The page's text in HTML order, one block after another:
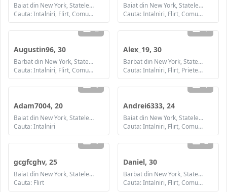
Baiat din New York, Statele Unite ale Americii
Cauta: Intalniri, Flirt, Comunicare / chat, Prietenie, Casatorie
Baiat din New York, Statele Unite ale Americii
Cauta: Intalniri, Flirt, Comunicare / chat, Prietenie, Casatorie
2
Augustin96, 30
Barbat din New York, Statele Unite ale Americii
Cauta: Intalniri, Flirt, Comunicare / chat, Prietenie, Casatorie
1
Alex_19, 30
Barbat din New York, Statele Unite ale Americii
Cauta: Intalniri, Flirt, Prietenie
1
Adam7004, 20
Baiat din New York, Statele Unite ale Americii
Cauta: Intalniri
1
Andrei6333, 24
Baiat din New York, Statele Unite ale Americii
Cauta: Intalniri, Flirt, Comunicare / chat
1
gcgfcghv, 25
Baiat din New York, Statele Unite ale Americii
Cauta: Flirt
2
Daniel, 30
Barbat din New York, Statele Unite ale Americii
Cauta: Intalniri, Flirt, Comunicare / chat, Prietenie, Casatorie